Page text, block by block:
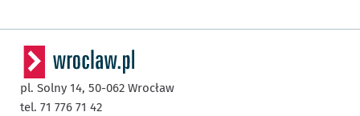
pl. Solny 14, 50-062 Wrocław
tel. 71 776 71 42